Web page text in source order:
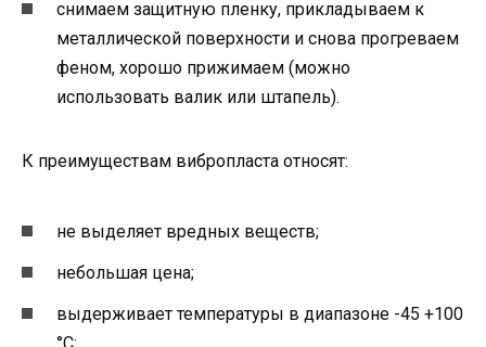
снимаем защитную пленку, прикладываем к
металлической поверхности и снова прогреваем
феном, хорошо прижимаем (можно
использовать валик или штапель).
К преимуществам вибропласта относят:
не выделяет вредных веществ;
небольшая цена;
выдерживает температуры в диапазоне -45 +100